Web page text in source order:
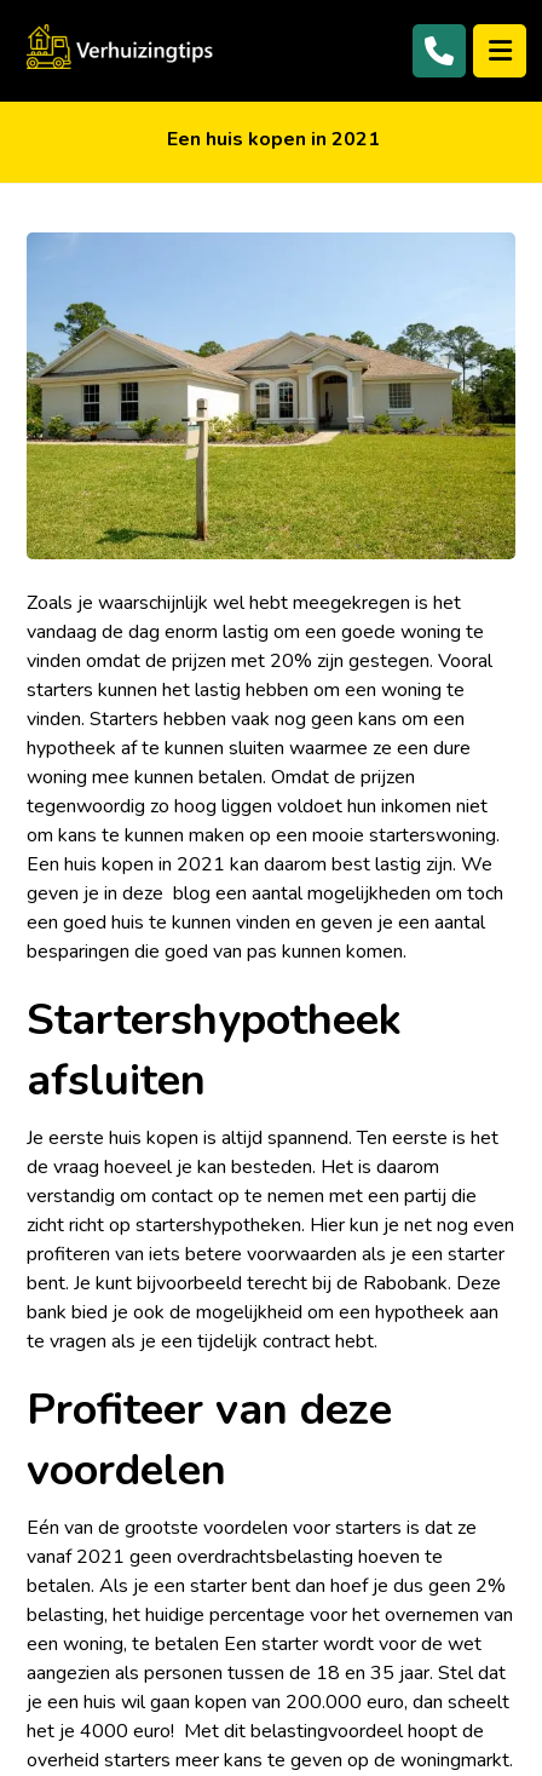
Een huis kopen in 2021
Zoals je waarschijnlijk wel hebt meegekregen is het
vandaag de dag enorm lastig om een goede woning te
vinden omdat de prijzen met 20% zijn gestegen. Vooral
starters kunnen het lastig hebben om een woning te
vinden. Starters hebben vaak nog geen kans om een
hypotheek af te kunnen sluiten waarmee ze een dure
woning mee kunnen betalen. Omdat de prijzen
tegenwoordig zo hoog liggen voldoet hun inkomen niet
om kans te kunnen maken op een mooie starterswoning.
Een huis kopen in 2021 kan daarom best lastig zijn. We
geven je in deze blog een aantal mogelijkheden om toch
een goed huis te kunnen vinden en geven je een aantal
besparingen die goed van pas kunnen komen.
Startershypotheek
afsluiten
Je eerste huis kopen is altijd spannend. Ten eerste is het
de vraag hoeveel je kan besteden. Het is daarom
verstandig om contact op te nemen met een partij die
zicht richt op startershypotheken. Hier kun je net nog even
profiteren van iets betere voorwaarden als je een starter
bent. Je kunt bijvoorbeeld terecht bij de Rabobank. Deze
bank bied je ook de mogelijkheid om een hypotheek aan
te vragen als je een tijdelijk contract hebt.
Profiteer van deze
voordelen
Eén van de grootste voordelen voor starters is dat ze
vanaf 2021 geen overdrachtsbelasting hoeven te
betalen. Als je een starter bent dan hoef je dus geen 2%
belasting, het huidige percentage voor het overnemen van
een woning, te betalen Een starter wordt voor de wet
aangezien als personen tussen de 18 en 35 jaar. Stel dat
je een huis wil gaan kopen van 200.000 euro, dan scheelt
het je 4000 euro! Met dit belastingvoordeel hoopt de
overheid starters meer kans te geven op de woningmarkt.